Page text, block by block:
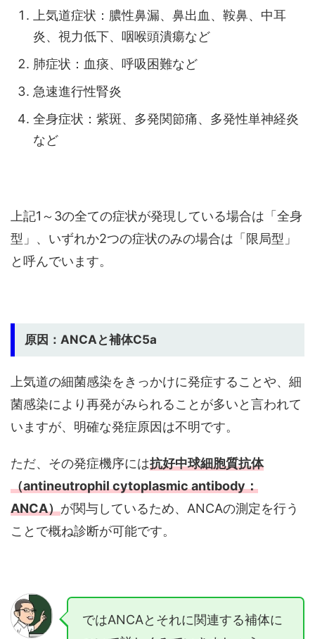
上気道症状：膿性鼻漏、鼻出血、鞍鼻、中耳
炎、視力低下、咽喉頭潰瘍など
肺症状：血痰、呼吸困難など
急速進行性腎炎
全身症状：紫斑、多発関節痛、多発性単神経炎
など
上記1～3の全ての症状が発現している場合は「全身
型」、いずれか2つの症状のみの場合は「限局型」
と呼んでいます。
原因：ANCAと補体C5a
上気道の細菌感染をきっかけに発症することや、細
菌感染により再発がみられることが多いと言われて
いますが、明確な発症原因は不明です。
ただ、その発症機序には抗好中球細胞質抗体
（antineutrophil cytoplasmic antibody：
ANCA）が関与しているため、ANCAの測定を行う
ことで概ね診断が可能です。
ではANCAとそれに関連する補体に